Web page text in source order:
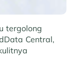
tergolong
Central,